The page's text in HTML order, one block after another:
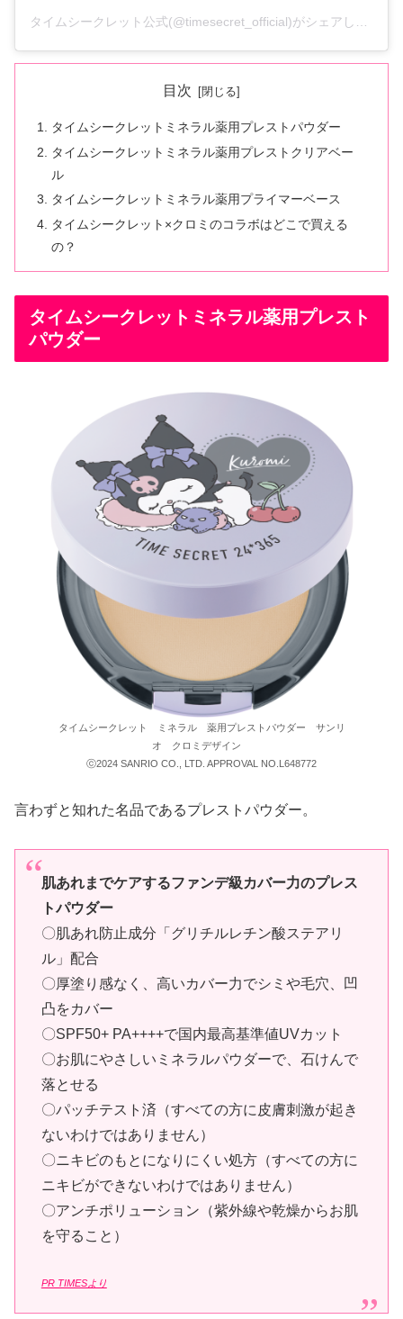
目次
タイムシークレットミネラル薬用プレストパウダー
タイムシークレットミネラル薬用プレストクリアベー
ル
タイムシークレットミネラル薬用プライマーベース
タイムシークレット×クロミのコラボはどこで買える
の？
タイムシークレットミネラル薬用プレスト
パウダー
タイムシークレット ミネラル 薬用プレストパウダー サンリ
オ クロミデザイン
ⓒ2024 SANRIO CO., LTD. APPROVAL NO.L648772
言わずと知れた名品であるプレストパウダー。
肌あれまでケアするファンデ級カバー力のプレス
トパウダー
〇肌あれ防止成分「グリチルレチン酸ステアリ
ル」配合
〇厚塗り感なく、高いカバー力でシミや毛穴、凹
凸をカバー
〇SPF50+ PA++++で国内最高基準値UVカット
〇お肌にやさしいミネラルパウダーで、石けんで
落とせる
〇パッチテスト済（すべての方に皮膚刺激が起き
ないわけではありません）
〇ニキビのもとになりにくい処方（すべての方に
ニキビができないわけではありません）
〇アンチポリューション（紫外線や乾燥からお肌
を守ること）
PR TIMESより